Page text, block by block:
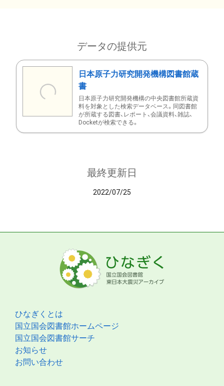
データの提供元
日本原子力研究開発機構図書館蔵
書
日本原子力研究開発機構の中央図書館所蔵資
料を対象とした検索データベース。同図書館
が所蔵する図書、レポート、会議資料、雑誌、
Docketが検索できる。
最終更新日
2022/07/25
ひなぎくとは
国立国会図書館ホームページ
国立国会図書館サーチ
お知らせ
お問い合わせ